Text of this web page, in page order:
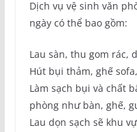
Dịch vụ vệ sinh văn
ngày có thể bao gồm:
Lau sàn, thu gom rác,
Hút bụi thảm, ghế
Làm sạch bụi và chất
phòng như bàn, ghế,
Lau dọn sạch sẽ khu